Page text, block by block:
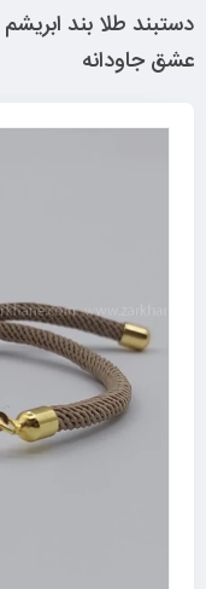
دستبند طلا بند
عشق جاودانه